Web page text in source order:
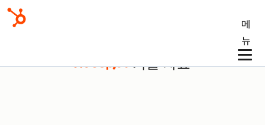
메
뉴
기술 자료